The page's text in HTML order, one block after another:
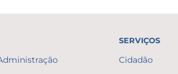
SERVIÇOS
Cidadão